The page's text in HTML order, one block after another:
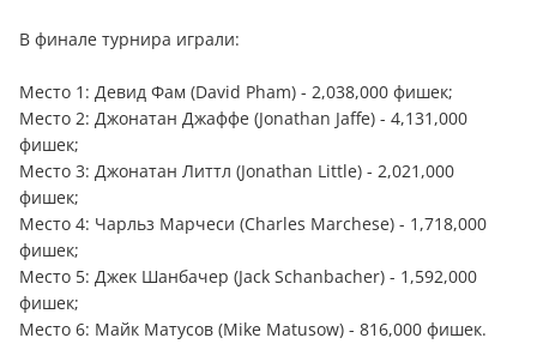
В финале турнира играли:
Место 1: Девид Фам (David Pham) - 2,038,000 фишек;
Место 2: Джонатан Джаффе (Jonathan Jaffe) - 4,131,000
фишек;
Место 3: Джонатан Литтл (Jonathan Little) - 2,021,000
фишек;
Место 4: Чарльз Марчеси (Charles Marchese) - 1,718,000
фишек;
Место 5: Джек Шанбачер (Jack Schanbacher) - 1,592,000
фишек;
Место 6: Майк Матусов (Mike Matusow) - 816,000 фишек.